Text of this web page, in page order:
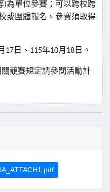
)為單位參賽；可以跨校跨
或團體報名。參賽須取得
17 日、 115年10月 18 日。
競賽規定請參閱活動計